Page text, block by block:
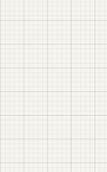
експлуатацію.